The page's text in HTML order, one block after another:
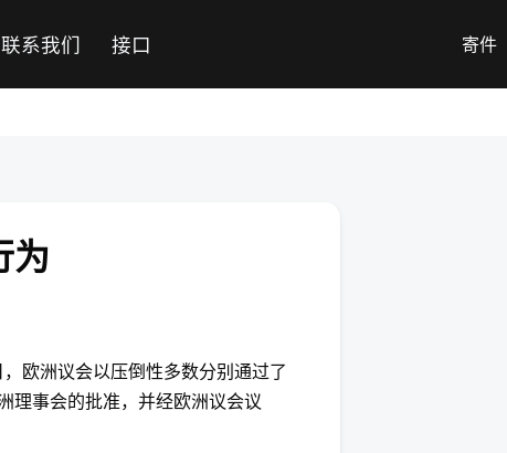
联系我们 接口 寄件
为
欧洲议会以压倒性多数分别通过了
理事会的批准，并经欧洲议会议